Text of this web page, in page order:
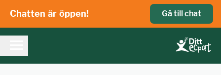
Chatten är öppen! Gå till chat